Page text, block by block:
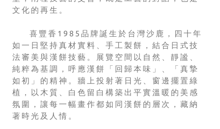
文化的再生。
喜豐香1985品牌誕生於台灣沙鹿，四十年
如一日堅持真材實料、手工製餅，結合日式技
法審美與漢餅技藝。展覽空間以自然、靜謐、
純粹為基調，呼應漢餅「回歸本味」、「真摯
如初」的精神。牆上投射著日光、窗邊擺置綠
植，以木質、白色留白構築出平實溫暖的美感
氛圍，讓每一幅畫作都如同漢餅的層次，藏納
著時光及人情。